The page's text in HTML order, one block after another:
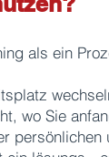
als ein
wo Sie